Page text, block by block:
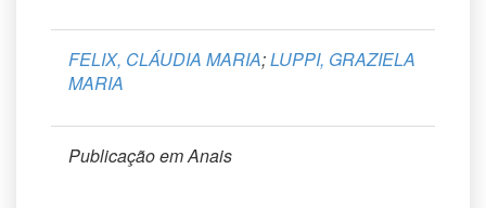
FELIX, CLÁUDIA MARIA;LUPPI, GRAZIELA
MARIA
Publicação em Anais